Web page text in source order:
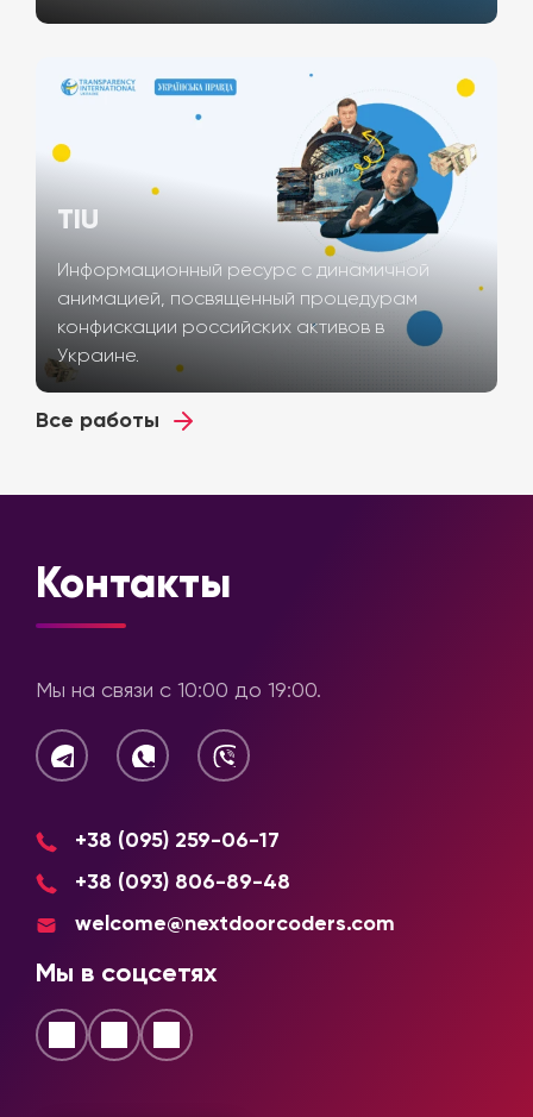
TIU
Информационный ресурс с динамичной
анимацией, посвященный процедурам
конфискации российских активов в
Украине.
Все работы
Контакты
Мы на связи с 10:00 до 19:00.
+38 (095) 259-06-17
+38 (093) 806-89-48
welcome@nextdoorcoders.com
Мы в соцсетях